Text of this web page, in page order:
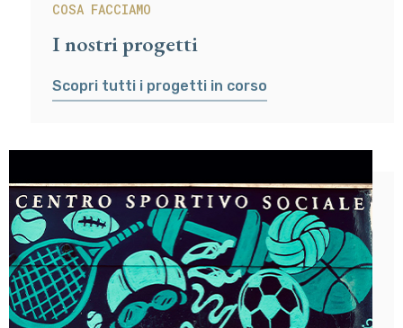
COSA FACCIAMO
I nostri progetti
Scopri tutti i progetti in corso